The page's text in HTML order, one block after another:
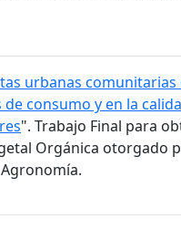
urbanas comunitarias
consumo y en la
". Trabajo Final para
Orgánica otorgado